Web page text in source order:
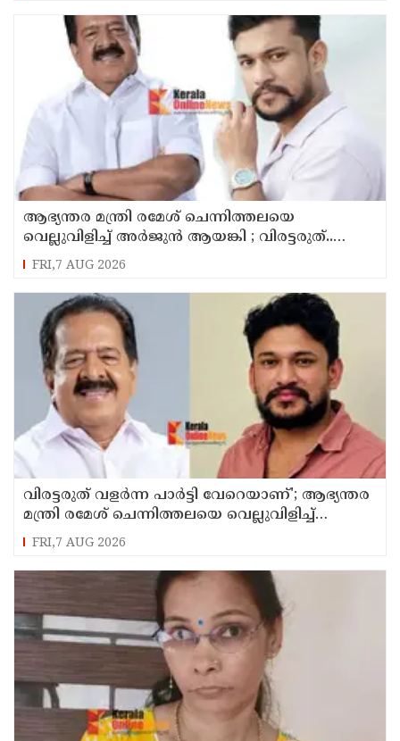
ആഭ്യന്തര മന്ത്രി രമേശ് ചെന്നിത്തലയെ
വെല്ലുവിളിച്ച് അ‍ർജുൻ ആയങ്കി ; വിരട്ടരുത്..
വളർന്ന പാർട്ടി വേറെയാണ് !
FRI,7 AUG 2026
വിരട്ടരുത് വളര്‍ന്ന പാര്‍ട്ടി വേറെയാണ്'; ആഭ്യന്തര
മന്ത്രി രമേശ് ചെന്നിത്തലയെ വെല്ലുവിളിച്ച്
അര്‍ജുന്‍ ആയങ്കി
FRI,7 AUG 2026